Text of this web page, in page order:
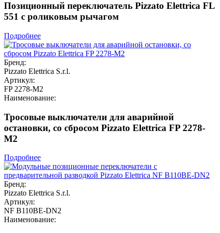
Позиционный переключатель Pizzato Elettrica FL
551 с роликовым рычагом
Подробнее
Бренд:
Pizzato Elettrica S.r.l.
Артикул:
FP 2278-M2
Наименование:
Тросовые выключатели для аварийной
остановки, со сбросом Pizzato Elettrica FP 2278-
M2
Подробнее
Бренд:
Pizzato Elettrica S.r.l.
Артикул:
NF B110BE-DN2
Наименование: